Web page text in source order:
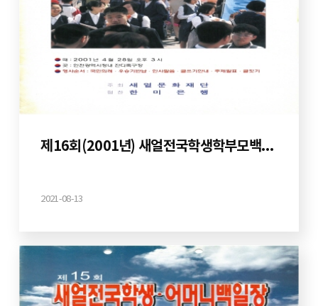
제16회(2001년) 새얼전국학생학부모백일장
2021-08-13